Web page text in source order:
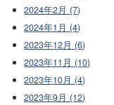
2024年2月 (7)
2024年1月 (4)
2023年12月 (6)
2023年11月 (10)
2023年10月 (4)
2023年9月 (12)